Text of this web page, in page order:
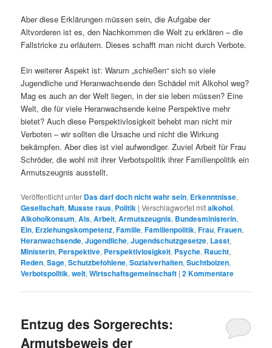
Aber diese Erklärungen müssen sein, die Aufgabe der
Altvorderen ist es, den Nachkommen die Welt zu erklären – die
Fallstricke zu erläutern. Dieses schafft man nicht durch Verbote.
Ein weiterer Aspekt ist: Warum „schießen“ sich so viele
Jugendliche und Heranwachsende den Schädel mit Alkohol weg?
Mag es auch an der Welt liegen, in der sie leben müssen? Eine
Welt, die für viele Heranwachsende keine Perspektive mehr
bietet? Auch diese Perspektivlosigkeit behebt man nicht mir
Verboten – wir sollten die Ursache und nicht die Wirkung
bekämpfen. Aber dies ist viel aufwendiger. Zuviel Arbeit für Frau
Schröder, die wohl mit ihrer Verbotspolitik ihrer Familienpolitik ein
Armutszeugnis ausstellt.
Veröffentlicht unter Das darf doch nicht wahr sein, Erkenntnisse,
Gesellschaft,Musste raus, Politik |Verschlagwortet mitalkohol,
Alkoholkonsum,Als,Arbeit,Armutszeugnis, Bundesministerin,
Ein, Erziehungskompetenz,Familie,Familienpolitik,Frau,Frauen,
Heranwachsende,Jugendliche,Jugendschutzgesetze, Lasst,
Ministerin, Perspektive, Perspektivlosigkeit, Psyche, Raucht,
Reden,Sage,Schutzbefohlene,Sozialverhalten,Suchtbolzen,
Verbotspolitik,welt,Wirtschaftsgemeinschaft |2Kommentare
Entzug des Sorgerechts:
Armutsbeweis der